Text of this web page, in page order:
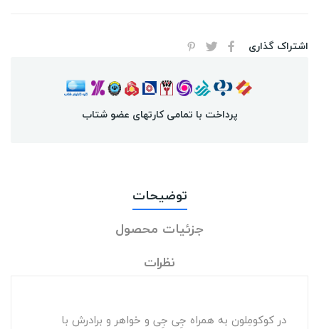
اشتراک گذاری
پرداخت با تمامی کارتهای عضو شتاب
توضیحات
جزئیات محصول
نظرات
در کوکومِلون به همراه جِی جِی و خواهر و برادرش با